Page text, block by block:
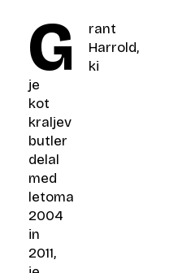
G
rant
Harrold,
ki
je
kot
kraljev
butler
delal
med
letoma
2004
in
2011,